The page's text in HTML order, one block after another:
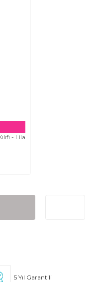
- Lila
5 Yıl Garantili